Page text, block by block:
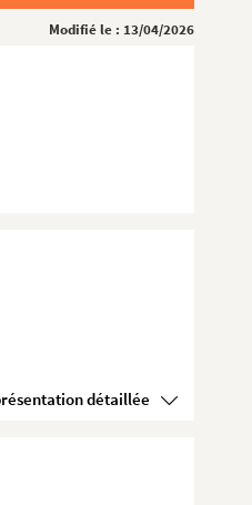
Modifié le : 13/04/2026
Voir la présentation détaillée